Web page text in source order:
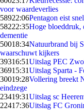
voor waardeverlies
58922:06Pentagon eist
58222:35Hoge bloeddruk,
dementie
50018:34Natuurbrand bij
waarschuwt kijkers
39316:51Uitslag PEC
36915:31Uitslag Sparta -
30019:28Vollering breekt
eindzege
23419:31Uitslag sc
22417:36Uitslag FC